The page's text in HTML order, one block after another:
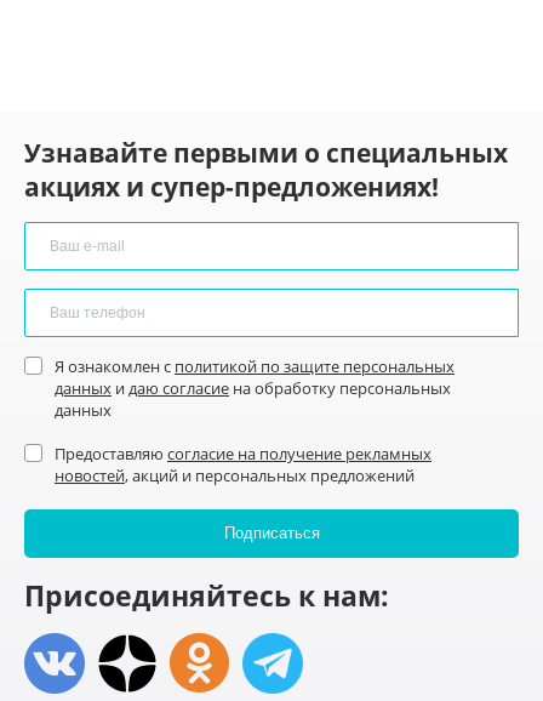
Узнавайте первыми о специальных
акциях и супер-предложениях!
Я ознакомлен с политикой по защите персональных
данных идаю согласие на обработку персональных
данных
Предоставляю согласие на получение рекламных
новостей, акций и персональных предложений
Присоединяйтесь к нам: